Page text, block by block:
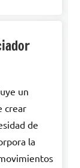
un
crear
de
la